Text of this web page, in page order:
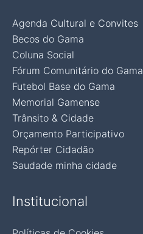
Agenda Cultural e Convites
Becos do Gama
Coluna Social
Fórum Comunitário do Gama
Futebol Base do Gama
Memorial Gamense
Trânsito & Cidade
Orçamento Participativo
Repórter Cidadão
Saudade minha cidade
Institucional